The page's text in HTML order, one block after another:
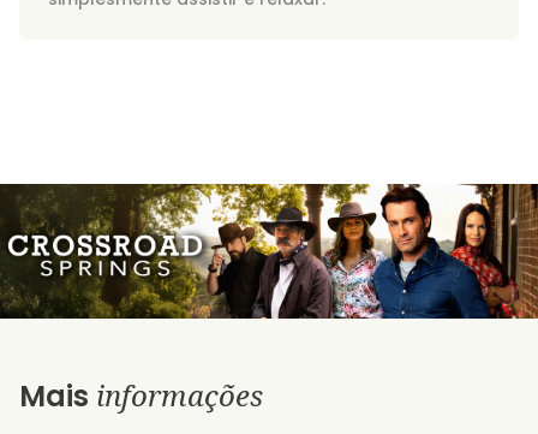
Mais informações